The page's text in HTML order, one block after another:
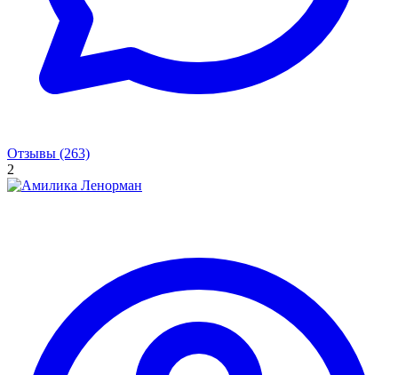
Отзывы (263)
2